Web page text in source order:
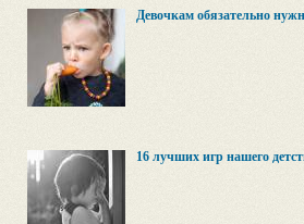
Девочкам обязательно
16 лучших игр нашего